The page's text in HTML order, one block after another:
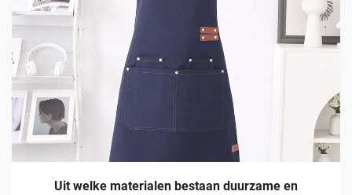
Uit welke materialen bestaan duurzame en